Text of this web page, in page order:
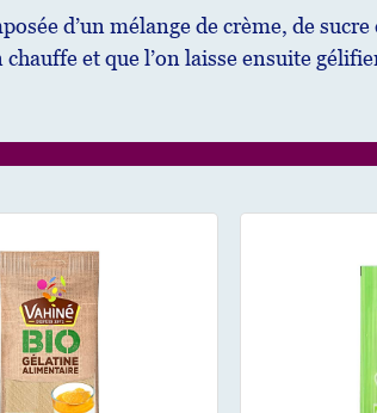
d’un mélange de crème, de sucre
et que l’on laisse ensuite